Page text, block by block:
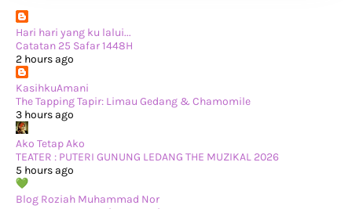
►May 2024(29)
►April 2024(17)
►March 2024
►January 2024
►2023(365)
►December 2023
November 2023
► October 2023
►September 2023(40)
►August 2023(33)
►July 2023
►May 2023(37)
Hari hari yang ku lalui...
Catatan 25 Safar 1448H
2 hours ago
KasihkuAmani
The Tapping Tapir: Limau Gedang & Chamomile
3 hours ago
Ako Tetap Ako
TEATER : PUTERI GUNUNG LEDANG THE MUZIKAL 2026
5 hours ago
Blog Roziah Muhammad Nor